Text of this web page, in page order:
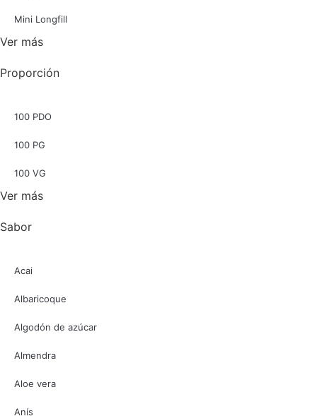
Mini Longfill
Ver más
Proporción
100 PDO
100 PG
100 VG
Ver más
Sabor
Acai
Albaricoque
Algodón de azúcar
Almendra
Aloe vera
Anís